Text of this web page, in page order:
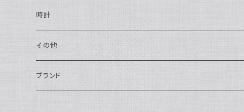
ハンドバッグ・ポーチ
トートバッグ
バックパック・リュックサック
ネックレス
指輪
ピアス・イヤリング
時計
アナログ・機械式
アナログ・クォーツ
その他
ペン・万年筆
ブランド